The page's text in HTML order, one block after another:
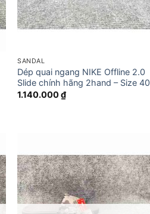
SANDAL
Dép quai ngang NIKE Offline 2.0
Slide chính hãng 2hand – Size 40
1.140.000₫